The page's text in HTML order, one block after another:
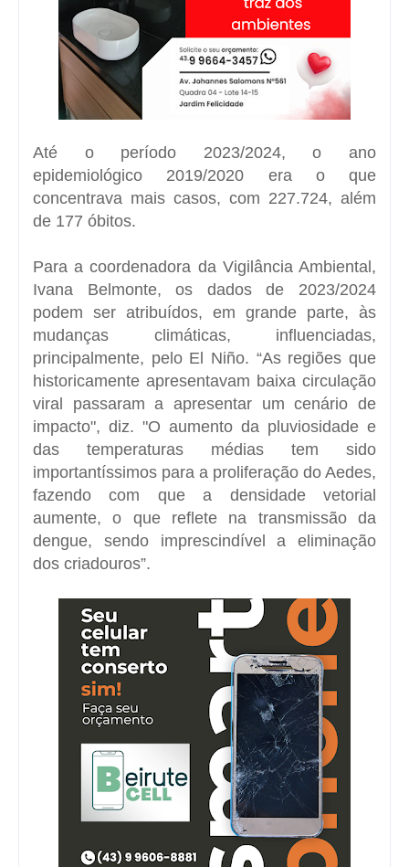
Até o período 2023/2024, o ano
epidemiológico 2019/2020 era o que
concentrava mais casos, com 227.724, além
de 177 óbitos.
Para a coordenadora da Vigilância Ambiental,
Ivana Belmonte, os dados de 2023/2024
podem ser atribuídos, em grande parte, às
mudanças climáticas, influenciadas,
principalmente, pelo El Niño. “As regiões que
historicamente apresentavam baixa circulação
viral passaram a apresentar um cenário de
impacto", diz. "O aumento da pluviosidade e
das temperaturas médias tem sido
importantíssimos para a proliferação do Aedes,
fazendo com que a densidade vetorial
aumente, o que reflete na transmissão da
dengue, sendo imprescindível a eliminação
dos criadouros”.